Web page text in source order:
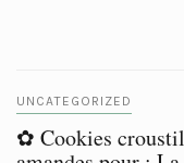
UNCATEGORIZED
✿ Cookies